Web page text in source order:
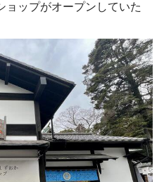
ョップがオープンしていた